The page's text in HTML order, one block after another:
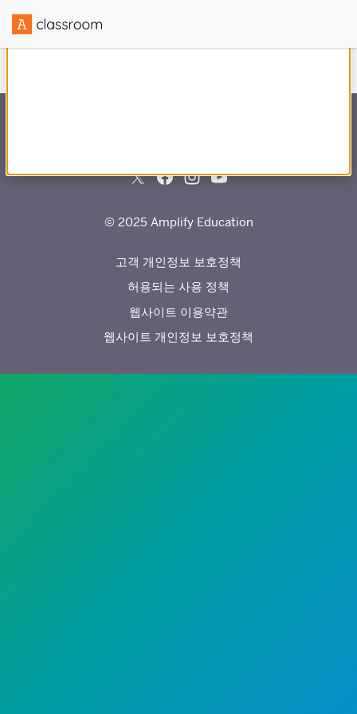
© 2025 Amplify Education
고객 개인정보 보호정책
허용되는 사용 정책
웹사이트 이용약관
웹사이트 개인정보 보호정책